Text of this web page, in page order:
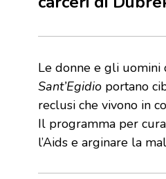
Le donne e gli uomini
Sant’Egidio portano
reclusi che vivono in
Il programma per
l’Aids e arginare la